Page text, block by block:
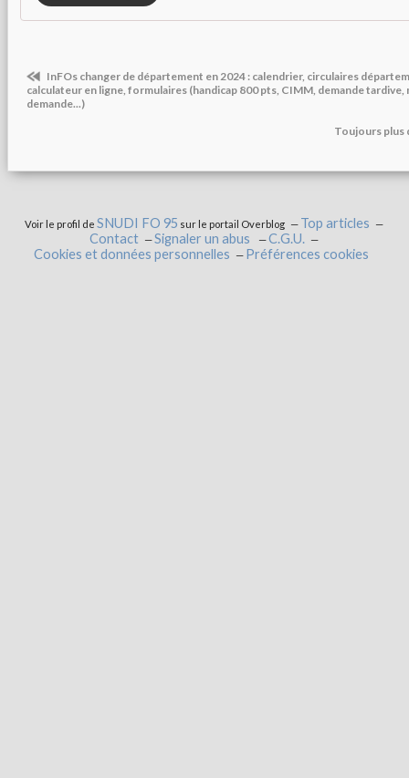
InFOs changer de département en 2024 : calendrier, circulaires
calculateur en ligne, formulaires (handicap 800 pts, CIMM, demande
demande...)
Toujours plus
Voir le profil deSNUDI FO 95 sur le portail Overblog
Top articles
Contact
Signaler un abus
C.G.U.
Cookies et données personnelles
Préférences cookies